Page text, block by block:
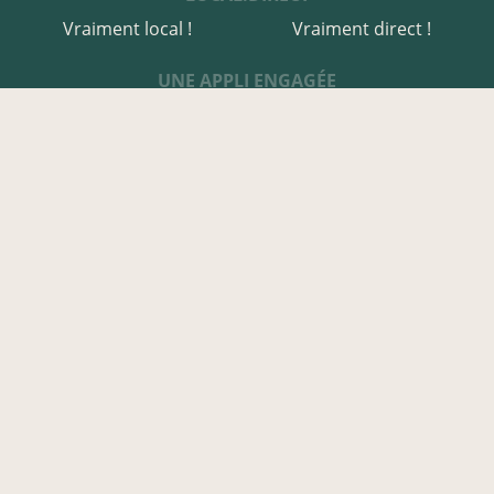
Vraiment local !
Vraiment direct !
UNE APPLI ENGAGÉE